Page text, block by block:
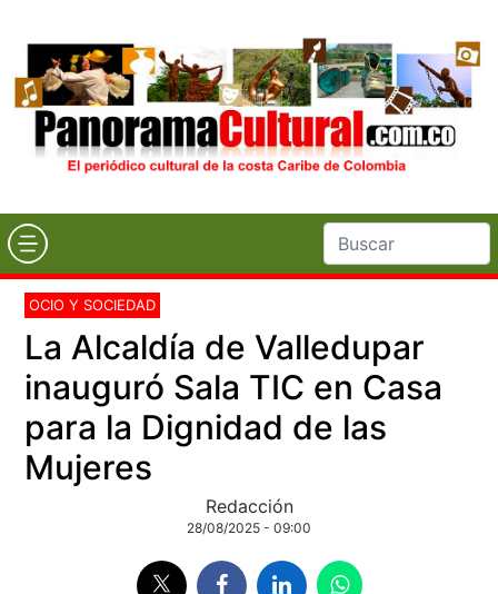
OCIO Y SOCIEDAD
La Alcaldía de Valledupar
inauguró Sala TIC en Casa
para la Dignidad de las
Mujeres
Redacción
28/08/2025 - 09:00